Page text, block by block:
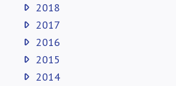
2018
2017
2016
2015
2014